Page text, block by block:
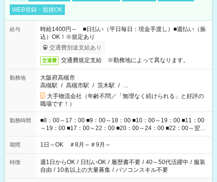
WEB登録・面接OK
給与
時給1400円～ ■日払い（平日毎日：現金手渡し）■週払い（振
込）OK！※規定あり
交通費別途支給あり
交通費 交通費規定支給 ※勤務地によって異なります。
勤務地
大阪府高槻市
高槻駅 / 高槻市駅 / 茨木駅 / …
大手物流会社（年齢不問／「無理なく続けられる」と好評の
職場です！）
勤務時間
■8：00～17：00 ■9：00～18：00 ■10：00～19：00 ■11：00
～19：00 ■17：00～22：00 ■20：00～24：00 ■22：00～翌
6：00 ※多少時間の変更・残業の可能性あり
期間 1日～OK ＃8月～＃9月～
特徴 週1日からOK / 日払いOK / 履歴書不要 / 40～50代活躍中 / 服装
自由 / 10名以上の大量募集 / パソコンスキル不要